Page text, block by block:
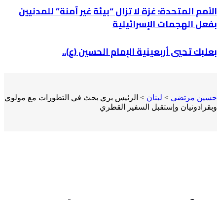
الأمم المتحدة: غزة لا تزال “بيئة غير آمنة” للمدنيين
بفعل الهجمات الإسرائيلية
بعلبك تحيي أربعينية الإمام الحسين (ع)..
حسين مرتضى > لبنان > الرئيس بري بحث في التطورات مع مولوي
وبقرادونيان وإستقبل السفير القطري